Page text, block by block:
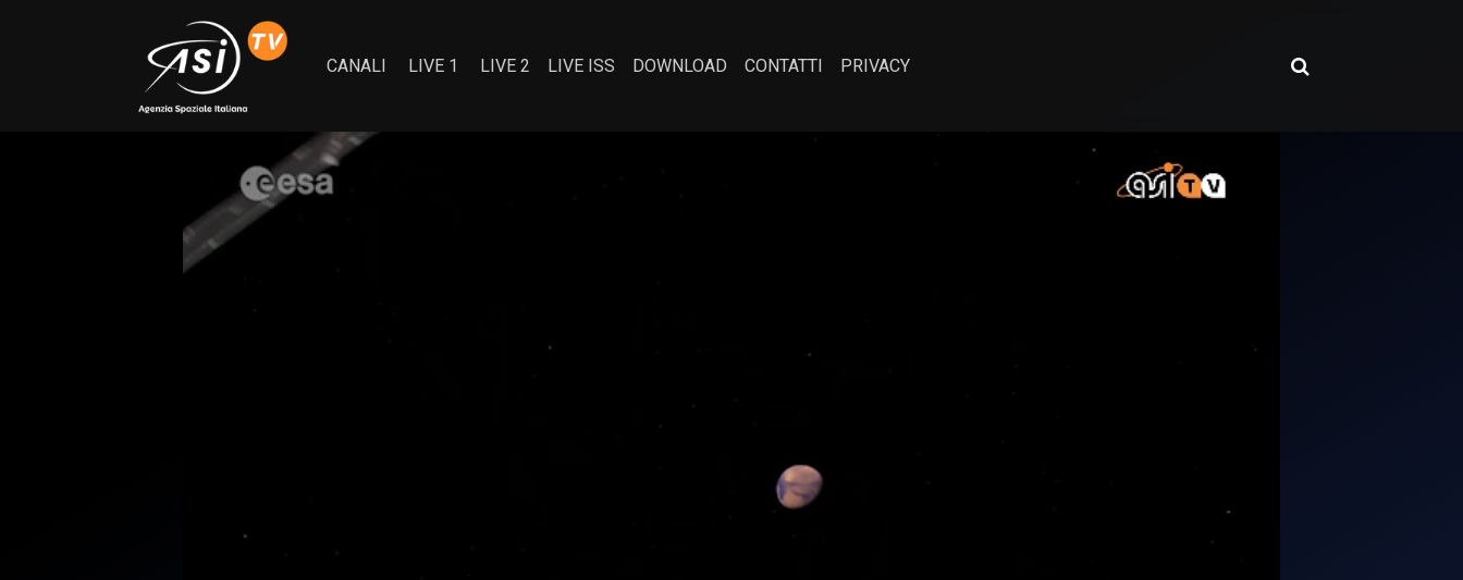
CANALI LIVE 1 LIVE 2 LIVE ISS DOWNLOAD CONTATTI PRIVACY